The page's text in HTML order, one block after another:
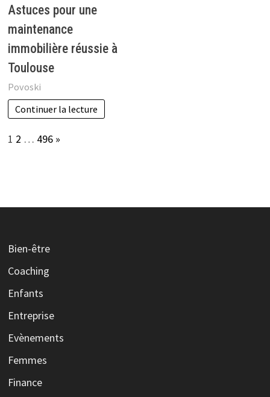
Astuces pour une
maintenance
immobilière réussie à
Toulouse
Povoski
Continuer la lecture
Page:
1 2 … 496 Next
»
Bien-être
Coaching
Enfants
Entreprise
Evènements
Femmes
Finance